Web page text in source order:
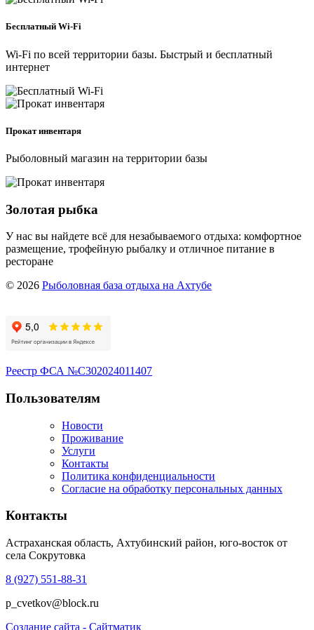
Бесплатный Wi-Fi
Wi-Fi по всей территории базы. Быстрый и бесплатный
интернет
Прокат инвентаря
Рыболовный магазин на территории базы
Золотая рыбка
У нас вы найдете всё для незабываемого отдыха: комфортное
размещение, трофейную рыбалку и отличное питание в
ресторане
© 2026 Рыболовная база отдыха на Ахтубе
Реестр ФСА №С302024011407
Пользователям
Новости
Проживание
Услуги
Контакты
Политика конфиденциальности
Согласие на обработку персональных данных
Контакты
Астраханская область, Ахтубинский район, юго-восток от
села Сокрутовка
8 (927) 551-88-31
p_cvetkov@block.ru
Создание сайта - Сайтматик